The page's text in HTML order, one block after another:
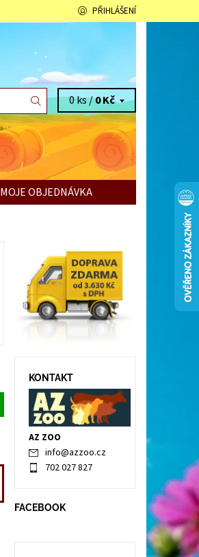
PŘIHLÁŠENÍ
0 ks /0 Kč
MOJE OBJEDNÁVKA
KONTAKT
AZ ZOO
info@azzoo.cz
702 027 827
FACEBOOK